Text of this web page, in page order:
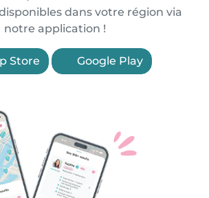
dans votre région via
notre application !
Store Google Play